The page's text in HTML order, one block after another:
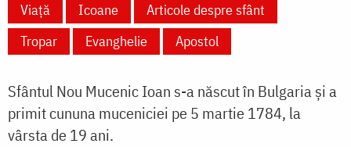
Viață Icoane
Articole despre sfânt
Tropar
Evanghelie Apostol
Sfântul Nou Mucenic Ioan s-a născut în Bulgaria și a
primit cununa muceniciei pe 5 martie 1784, la
vârsta de 19 ani.